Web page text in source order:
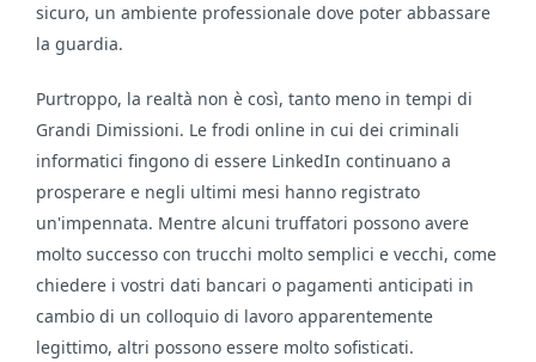
sicuro, un ambiente professionale dove poter abbassare
la guardia.
Purtroppo, la realtà non è così, tanto meno in tempi di
Grandi Dimissioni. Le frodi online in cui dei criminali
informatici fingono di essere LinkedIn continuano a
prosperare e negli ultimi mesi hanno registrato
un'impennata. Mentre alcuni truffatori possono avere
molto successo con trucchi molto semplici e vecchi, come
chiedere i vostri dati bancari o pagamenti anticipati in
cambio di un colloquio di lavoro apparentemente
legittimo, altri possono essere molto sofisticati.